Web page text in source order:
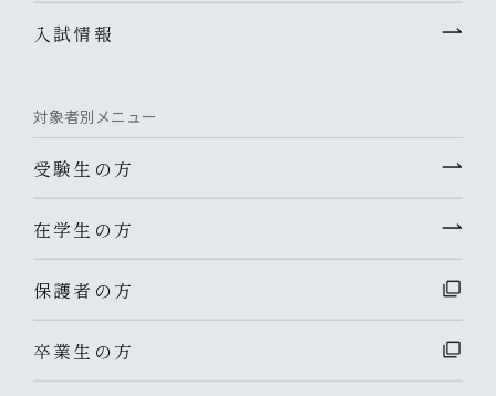
入試情報
対象者別メニュー
受験生の方
在学生の方
保護者の方
卒業生の方